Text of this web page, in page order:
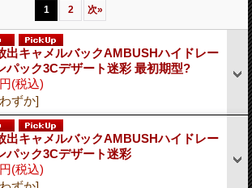
1 2 次»
出キャメルバックAMBUSHハイドレー
パック3Cデザート迷彩 最初期型?
(税込)
ずか]
出キャメルバックAMBUSHハイドレー
パック3Cデザート迷彩
(税込)